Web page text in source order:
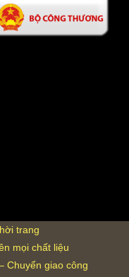
trang
mọi chất liệu
Chuyển giao công